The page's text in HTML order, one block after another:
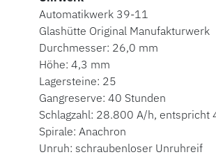
Automatikwerk 39-11
Glashütte Original Manufakturwerk
Durchmesser: 26,0 mm
Höhe: 4,3 mm
Lagersteine: 25
Gangreserve: 40 Stunden
Schlagzahl: 28.800 A/h, entspricht
Spirale: Anachron
Unruh: schraubenloser Unruhreif